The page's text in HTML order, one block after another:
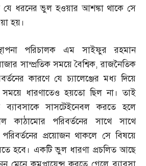
যে ধরনের ভুল হওয়ার আশঙ্কা থাকে সে
হয়।
পরিচালক এম সাইফুর রহমান
সাম্প্রতিক সময়ে বৈশ্বিক,রাজনৈতিক
কারণে যে চ্যালেঞ্জের মধ্য দিয়ে
ধারণাতেও হয়তো ছিল না। তাই
ব্যাবসাকে সাসটেইনেবল করতে হলে
কাঠামোর পরিবর্তনের সাথে সাথে
প্রয়োজন থাকলে সে বিষয়ে
হবে। একটি ভুল ধারণা প্রচলিত আছে